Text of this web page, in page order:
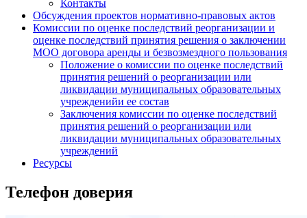
Контакты
Обсуждения проектов нормативно-правовых актов
Комиссии по оценке последствий реорганизации и
оценке последствий принятия решения о заключении
МОО договора аренды и безвозмездного пользования
Положение о комиссии по оценке последствий
принятия решений о реорганизации или
ликвидации муниципальных образовательных
учрежденийи ее состав
Заключения комиссии по оценке последствий
принятия решений о реорганизации или
ликвидации муниципальных образовательных
учреждений
Ресурсы
Телефон доверия